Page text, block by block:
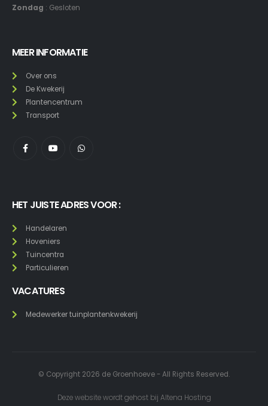
Zondag : Gesloten
MEER INFORMATIE
Over ons
De Kwekerij
Plantencentrum
Transport
HET JUISTE ADRES VOOR :
Handelaren
Hoveniers
Tuincentra
Particulieren
VACATURES
Medewerker tuinplantenkwekerij
© Copyright 2026 de Groenhoeve - All Rights Reserved.
Deze website wordt gehost bij Altena Hosting